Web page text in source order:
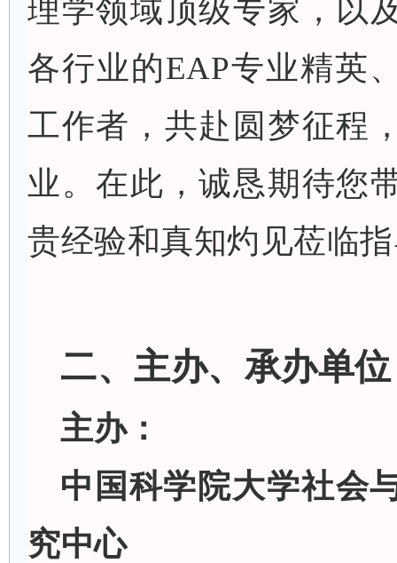
理学领域顶级专家，以
各行业的EAP专业精英
工作者，共赴圆梦征程
业。在此，诚恳期待您
贵经验和真知灼见莅临
二、主办、承办单位
主办：
中国科学院大学社会
究中心